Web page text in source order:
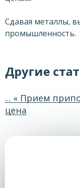
Сдавая металлы,
промышленность.
Другие
... « Прием
цена